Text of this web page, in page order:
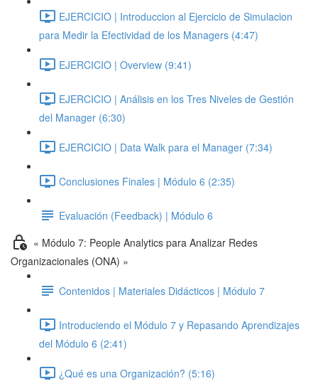
EJERCICIO | Introduccion al Ejercicio de Simulacion
para Medir la Efectividad de los Managers (4:47)
EJERCICIO | Overview (9:41)
EJERCICIO | Análisis en los Tres Niveles de Gestión
del Manager (6:30)
EJERCICIO | Data Walk para el Manager (7:34)
Conclusiones Finales | Módulo 6 (2:35)
Evaluación (Feedback) | Módulo 6
« Módulo 7: People Analytics para Analizar Redes
Organizacionales (ONA) »
Contenidos | Materiales Didácticos | Módulo 7
Introduciendo el Módulo 7 y Repasando Aprendizajes
del Módulo 6 (2:41)
¿Qué es una Organización? (5:16)